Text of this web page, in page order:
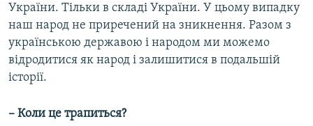
України. Тільки в складі України. У цьому випадку
наш народ не приречений на зникнення. Разом з
українською державою і народом ми можемо
відродитися як народ і залишитися в подальшій
історії.
– Коли це трапиться?